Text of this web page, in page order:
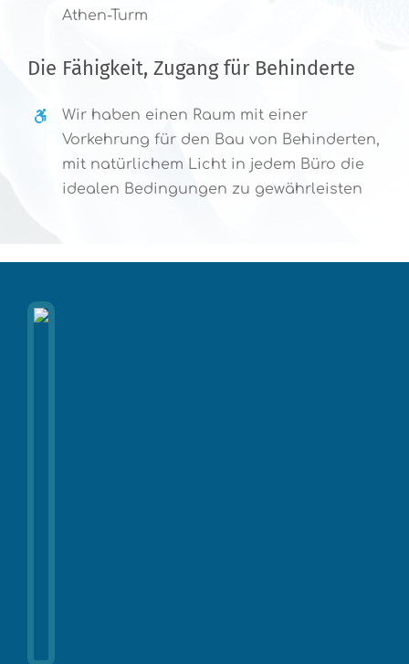
Athen-Turm
Die Fähigkeit, Zugang für Behinderte
Wir haben einen Raum mit einer
Vorkehrung für den Bau von Behinderten,
mit natürlichem Licht in jedem Büro die
idealen Bedingungen zu gewährleisten